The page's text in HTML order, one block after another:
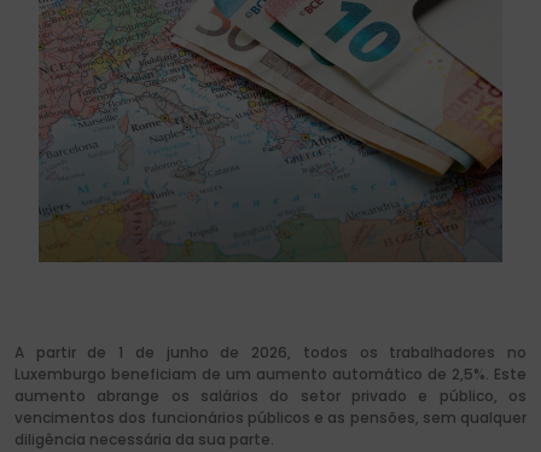
A partir de 1 de junho de 2026, todos os trabalhadores no
Luxemburgo beneficiam de um aumento automático de 2,5%. Este
aumento abrange os salários do setor privado e público, os
vencimentos dos funcionários públicos e as pensões, sem qualquer
diligência necessária da sua parte.